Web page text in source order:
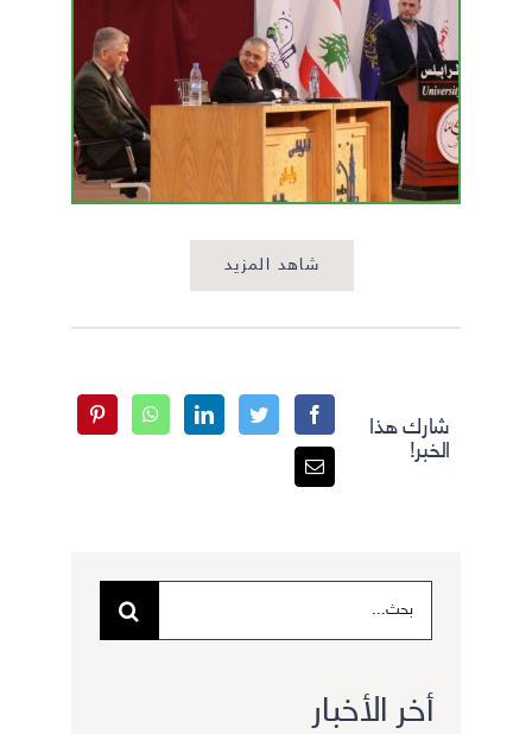
شاهد المزيد
شارك هذا
الخبر!
البحث
عن:
أخر الأخبار